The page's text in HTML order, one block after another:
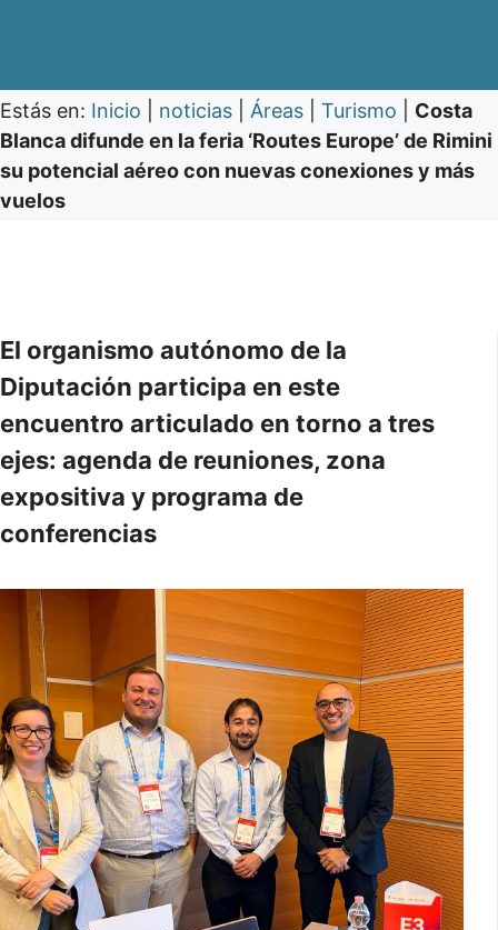
Estás en: Inicio noticias Áreas Turismo
Costa
Blanca difunde en la feria ‘Routes Europe’ de Rimini
su potencial aéreo con nuevas conexiones y más
vuelos
El organismo autónomo de la
Diputación participa en este
encuentro articulado en torno a tres
ejes: agenda de reuniones, zona
expositiva y programa de
conferencias